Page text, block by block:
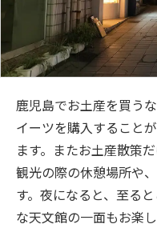
鹿児島でお土産を買う
イーツを購入すること
ます。またお土産散策
観光の際の休憩場所や
す。夜になると、至る
な天文館の一面もお楽し